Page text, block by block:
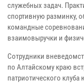
служебных задач.
спортивную разминку,
командные
взаимовыручки и
Сотрудники
по Алтайскому краю
патриотического